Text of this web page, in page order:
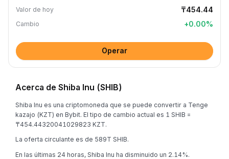
Valor de hoy ₸454.44
Cambio +0.00%
Operar
Acerca de Shiba Inu (SHIB)
Shiba Inu es una criptomoneda que se puede convertir a Tenge
kazajo (KZT) en Bybit. El tipo de cambio actual es 1 SHIB =
₸454.44320041029823 KZT.
La oferta circulante es de 589T SHIB.
En las últimas 24 horas, Shiba Inu ha disminuido un 2.14%.